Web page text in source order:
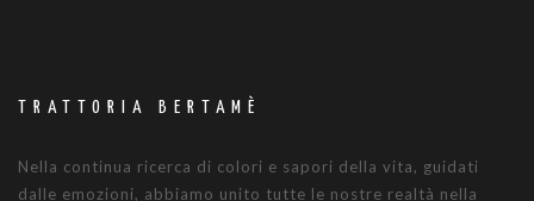
TRATTORIA BERTAMÈ
Nella continua ricerca di colori e sapori della vita, guidati
dalle emozioni, abbiamo unito tutte le nostre realtà nella